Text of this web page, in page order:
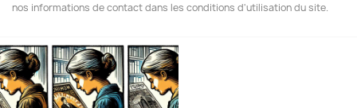
nos informations de contact dans les conditions d'utilisation du site.